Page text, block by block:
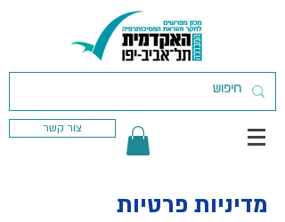
צור קשר
מדיניות פרטיות